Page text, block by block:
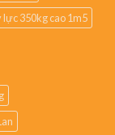
lực 350kg cao 1m5